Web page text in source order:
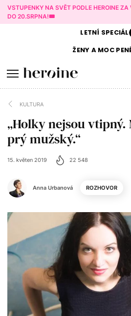
VSTUPENKY NA SVĚT PODLE HEROINE
DO 20.SRPNA!🎟️
LETNÍ SPECIÁL
ŽENY AMOC
KULTURA
„Holky nejsou
prý mužský.“
Anna Urbanová
15. květen 2019 22 548
ROZHOVOR